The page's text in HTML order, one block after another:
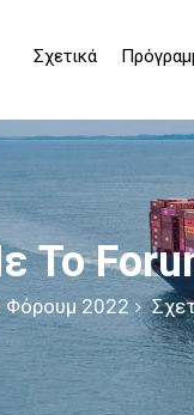
Σχετικά
Το
Φόρουμ 2022